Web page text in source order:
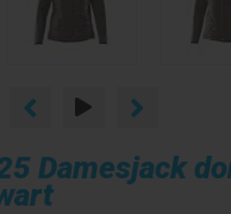
Damesjack